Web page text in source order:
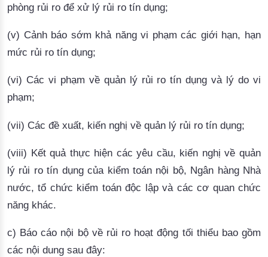
phòng rủi ro để xử lý rủi ro tín dụng;
(v) Cảnh báo sớm khả năng vi phạm các giới hạn, hạn
mức rủi ro tín dụng;
(vi) Các vi phạm về quản lý rủi ro tín dụng và lý do vi
phạm;
(vii) Các đề xuất, kiến nghị về quản lý rủi ro tín dụng;
(viii) Kết quả thực hiện các yêu cầu, kiến nghị về quản
lý rủi ro tín dụng của kiểm toán nội bộ, Ngân hàng Nhà
nước, tổ chức kiểm toán độc lập và các cơ quan chức
năng khác.
c) Báo cáo nội bộ về rủi ro hoạt động tối thiểu bao gồm
các nội dung sau đây: